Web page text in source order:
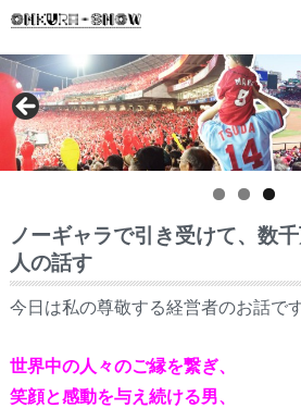
ノーギャラで引き受けて、数
人の話す
今日は私の尊敬する経営者のお話です
世界中の人々のご縁を繋ぎ、
笑顔と感動を与え続ける男、